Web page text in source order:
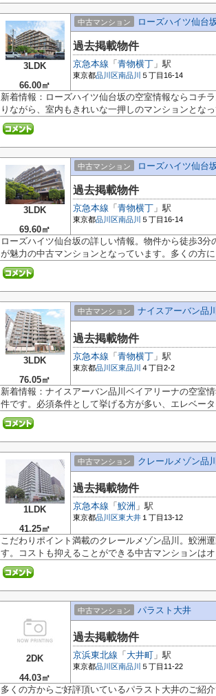
3LDK
66.00㎡
中古マンション ローズハイツ仙台
過去掲載物件
京急本線 「 青物横丁 」駅
東京都品川区南品川 ５丁目16-14
新着情報：ローズハイツ仙台坂の空室情報ならコチ
りながら、室内もきれいな一押しのマンションとな
3LDK
69.60㎡
中古マンション ローズハイツ仙台
過去掲載物件
京急本線 「 青物横丁 」駅
東京都品川区南品川 ５丁目16-14
ローズハイツ仙台坂の詳しい情報。物件から徒歩3
が魅力の中古マンションとなっています。多くの方
3LDK
76.05㎡
中古マンション ナイスアーバン品
過去掲載物件
京急本線 「 青物横丁 」駅
東京都品川区東品川 ４丁目2-2
新着情報：ナイスアーバン品川ベイアリーナの空室
件です。必須条件として挙げる方が多い、エレベー
1LDK
41.25㎡
中古マンション クレールメゾン品川
過去掲載物件
京急本線 「 鮫洲 」駅
東京都品川区東大井 １丁目13-12
こだわりポイント満載のクレールメゾン品川。鮫洲
す。コストも抑えることができる中古マンションは
2DK
44.03㎡
中古マンション パラスト大井
過去掲載物件
京浜東北線 「 大井町 」駅
東京都品川区南品川 ５丁目11-22
多くの方からご好評頂いているパラスト大井のご紹